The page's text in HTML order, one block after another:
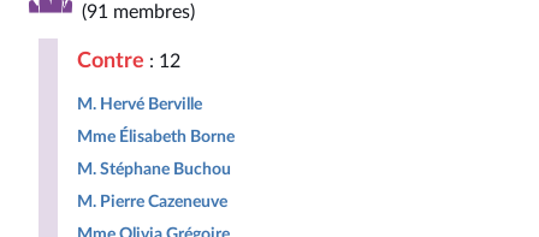
(91 membres)
Contre : 12
M. Hervé Berville
Mme Élisabeth Borne
M. Stéphane Buchou
M. Pierre Cazeneuve